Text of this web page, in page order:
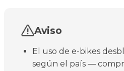
Aviso
El uso de e-bikes
según el país —